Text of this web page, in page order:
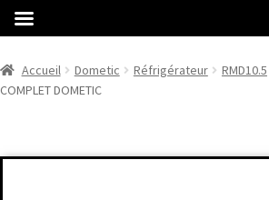
Accueil Dometic Réfrigérateur RMD10.5
COMPLET DOMETIC